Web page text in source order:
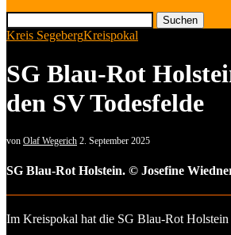
Suchen
Kreis SegebergKreispokal
SG Blau-Rot
den SV Todesfelde
von Olaf Wegerich 2. September 2025
SG Blau-Rot Holstein. © Josefine
Im Kreispokal hat die SG Blau-Rot Holstein